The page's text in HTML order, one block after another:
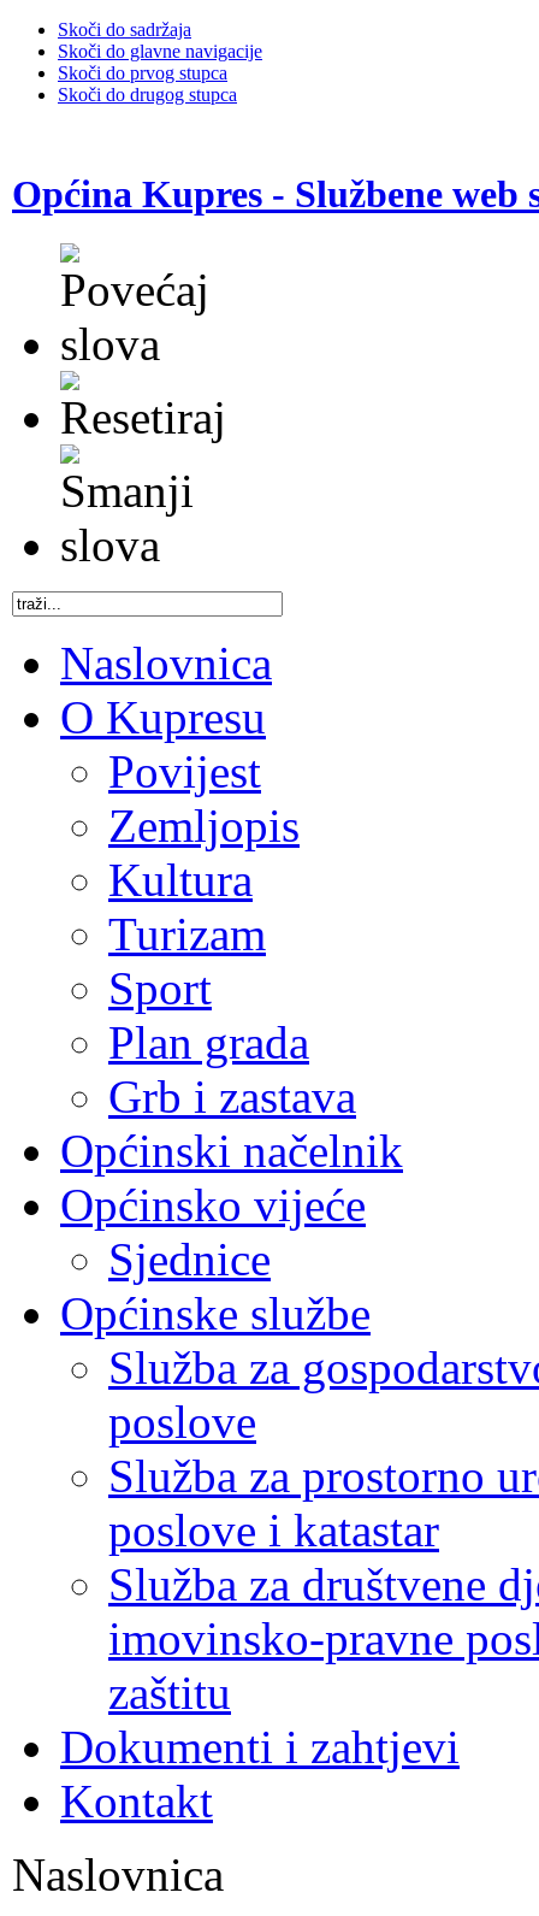
Skoči do sadržaja
Skoči do glavne navigacije
Skoči do prvog stupca
Skoči do drugog stupca
Općina Kupres - Službene web
Naslovnica
O Kupresu
Povijest
Zemljopis
Kultura
Turizam
Sport
Plan grada
Grb i zastava
Općinski načelnik
Općinsko vijeće
Sjednice
Općinske službe
Služba za
poslove
Služba za prostorno
poslove i katastar
Služba za društvene
imovinsko-pravne
zaštitu
Dokumenti i zahtjevi
Kontakt
Naslovnica